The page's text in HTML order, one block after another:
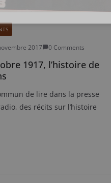
2017 0 Comments
1917, l’histoire de
de lire dans la presse
des récits sur l’histoire